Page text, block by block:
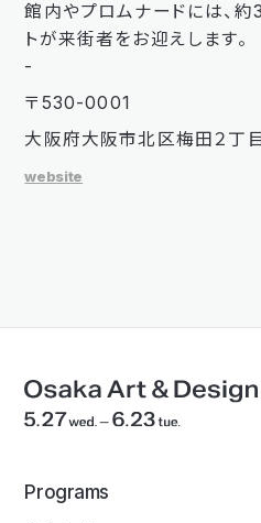
館内やプロムナードには、
トが来街者をお迎えします。
-
〒530-0001
大阪府大阪市北区梅田２丁目
website
Programs